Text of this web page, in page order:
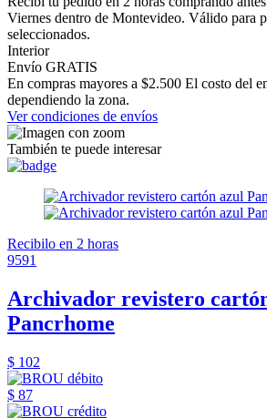
Viernes dentro de Montevideo. Válido para
seleccionados.
Interior
Envío GRATIS
En compras mayores a $2.500 El costo del
dependiendo la zona.
Ver condiciones de envíos
También te puede interesar
Recibilo en 2 horas
9591
Archivador revistero
Pancrhome
$ 102
$ 87